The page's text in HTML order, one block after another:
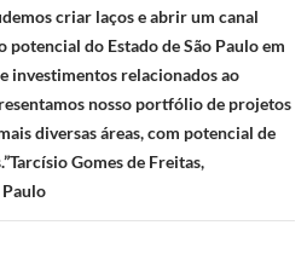
criar laços e abrir um canal
do Estado de São Paulo em
investimentos relacionados ao
nosso portfólio de projetos
diversas áreas, com potencial de
Gomes de Freitas,